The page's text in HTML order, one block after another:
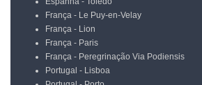
França - Le Puy-en-Velay
França - Lion
França - Paris
França - Peregrinação Via Podiensis
Portugal - Lisboa